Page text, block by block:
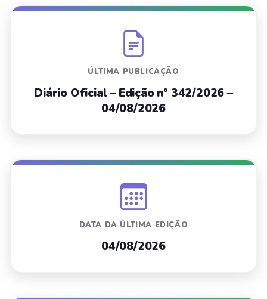
ÚLTIMA PUBLICAÇÃO
Diário Oficial – Edição nº 342/2026 –
04/08/2026
DATA DA ÚLTIMA EDIÇÃO
04/08/2026